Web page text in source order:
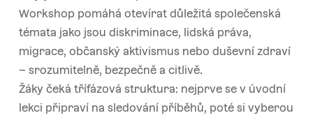
Workshop pomáhá otevírat důležitá společenská
témata jako jsou diskriminace, lidská práva,
migrace, občanský aktivismus nebo duševní zdraví
– srozumitelně, bezpečně a citlivě.
Žáky čeká třífázová struktura: nejprve se v úvodní
lekci připraví na sledování příběhů, poté si vyberou